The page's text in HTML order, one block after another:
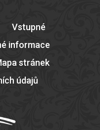
Vstupné
informace
stránek
údajů